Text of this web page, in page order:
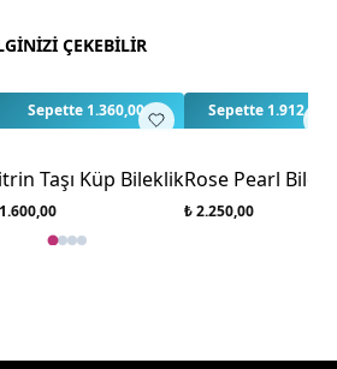
değerlendirme yapılmamış.
ÇEKEBİLİR
Sepette 1.360,00
Taşı Küp Bileklik
Sepette 1.912,50
Rose Pearl
₺ 2.250,00